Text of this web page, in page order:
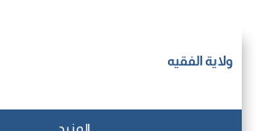
ولاية الفقيه